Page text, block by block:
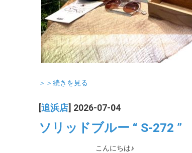
＞＞続きを見る
追浜店 ] 2026-07-04
ソリッドブルー “ S-272 ”
こんにちは♪